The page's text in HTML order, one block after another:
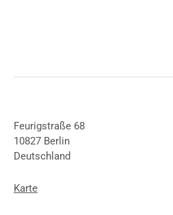
Feurigstraße 68
10827 Berlin
Deutschland
Karte